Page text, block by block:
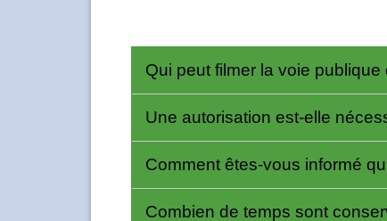
Qui peut filmer la voie
Une autorisation est-elle
Comment êtes-vous informé
Combien de temps sont